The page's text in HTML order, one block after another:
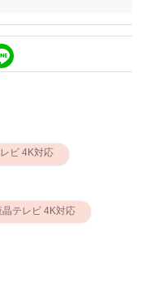
ビ 4K対応
晶テレビ 4K対応